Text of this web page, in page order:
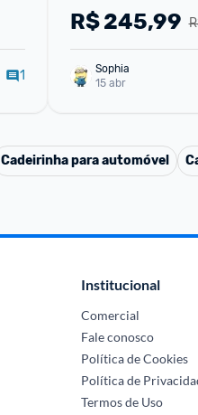
1
R$245,99
Sophia
15 abr
Cadeirinha para automóvel
Institucional
Comercial
Fale conosco
Política de Cookies
Política de
Termos de Uso